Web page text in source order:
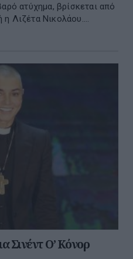
ατύχημα, βρίσκεται από
Λιζέτα Νικολάου....
Σινέντ Ο’ Κόνορ